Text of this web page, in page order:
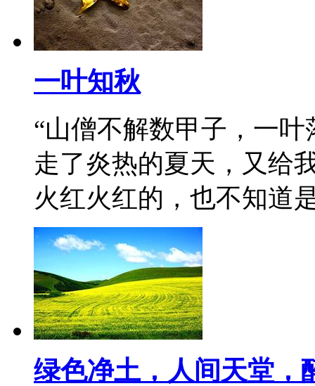
一叶知秋
“山僧不解数甲子，一
走了炎热的夏天，又给
火红火红的，也不知
绿色净土，人间天堂，